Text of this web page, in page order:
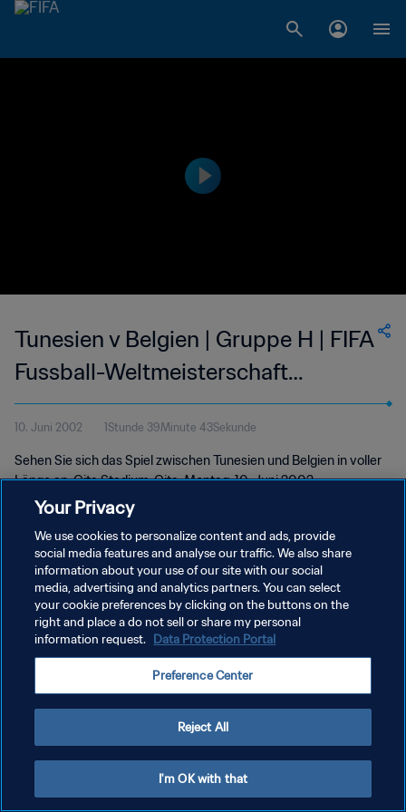
Tunesien v Belgien | Gruppe H | FIFA
Fussball-Weltmeisterschaft
Korea/Japan 2002™ | Spiel in voller
Länge
10. Juni 2002 1Stunde 39Minute 43Sekunde
Sehen Sie sich das Spiel zwischen Tunesien und Belgien in voller
Länge an. Oita Stadium, Oita, Montag, 10. Juni 2002.
DATENSCHUTZ
NUTZUNGSBEDINGUNGEN
COOKIE-EINSTELLUNGEN VERWALTEN
Your Privacy
We use cookies to personalize content and ads, provide
social media features and analyse our traffic. We also share
information about your use of our site with our social
media, advertising and analytics partners. You can select
your cookie preferences by clicking on the buttons on the
right and place a do not sell or share my personal
information request. Data Protection Portal
Preference Center
Reject All
I'm OK with that